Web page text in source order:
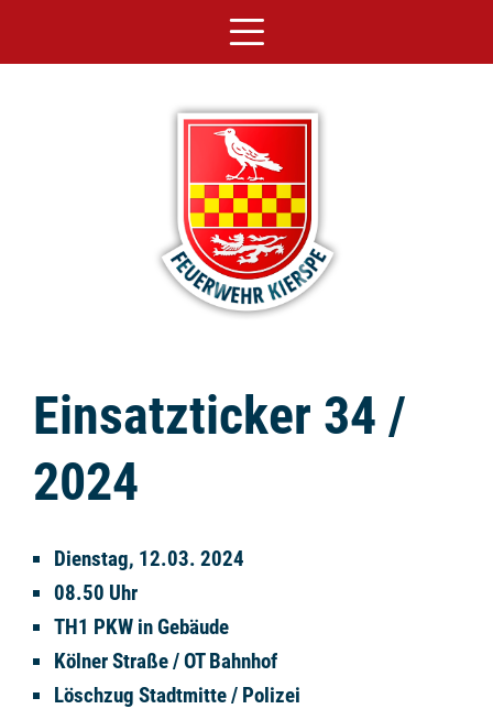
Einsatzticker 34 /
2024
Dienstag, 12.03. 2024
08.50 Uhr
TH1 PKW in Gebäude
Kölner Straße / OT Bahnhof
Löschzug Stadtmitte / Polizei